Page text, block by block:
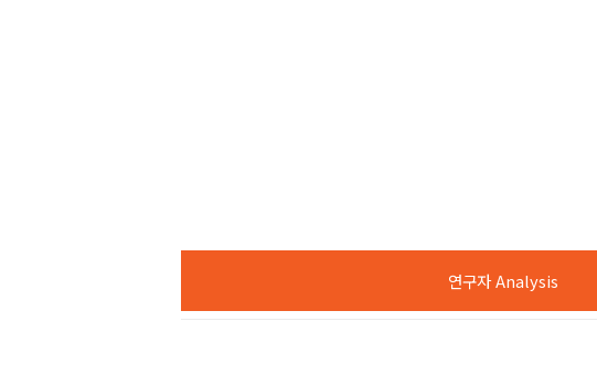
연구자 Analysis